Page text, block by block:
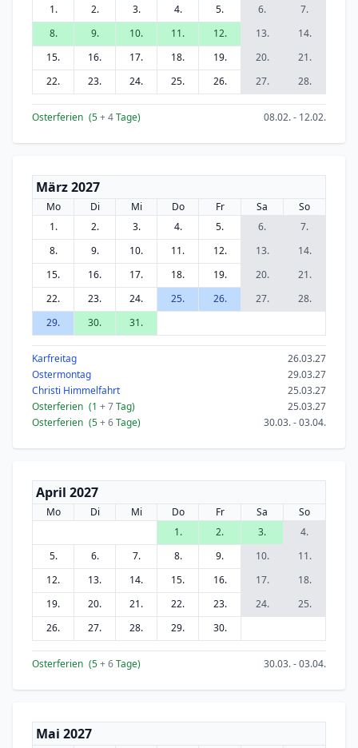
1.
2. 3. 4. 5. 6.
7.
8.
9. 10. 11. 12. 13.
14.
15.
16. 17. 18. 19. 20.
21.
22.
23. 24. 25. 26. 27. 28.
Osterferien (5+ 4Tage) 08.02. - 12.02.
März 2027
Mo Di Mi Do Fr Sa
So
1.
2. 3. 4. 5. 6.
7.
8.
9. 10. 11. 12. 13.
14.
15.
16. 17. 18. 19. 20.
21.
22.
23. 24. 25. 26. 27.
28.
29.
30. 31.
Karfreitag
26.03.27
Ostermontag
29.03.27
Christi Himmelfahrt
25.03.27
Osterferien (1 + 7Tag)
25.03.27
Osterferien (5+ 6Tage) 30.03. - 03.04.
April 2027
Mo Di Mi Do Fr Sa
So
1.
2. 3.
4.
5.
6. 7. 8. 9. 10.
11.
12.
13. 14. 15. 16. 17.
18.
19.
20. 21. 22. 23. 24.
25.
26.
27. 28. 29. 30.
Osterferien (5+ 6Tage) 30.03. - 03.04.
Mai 2027